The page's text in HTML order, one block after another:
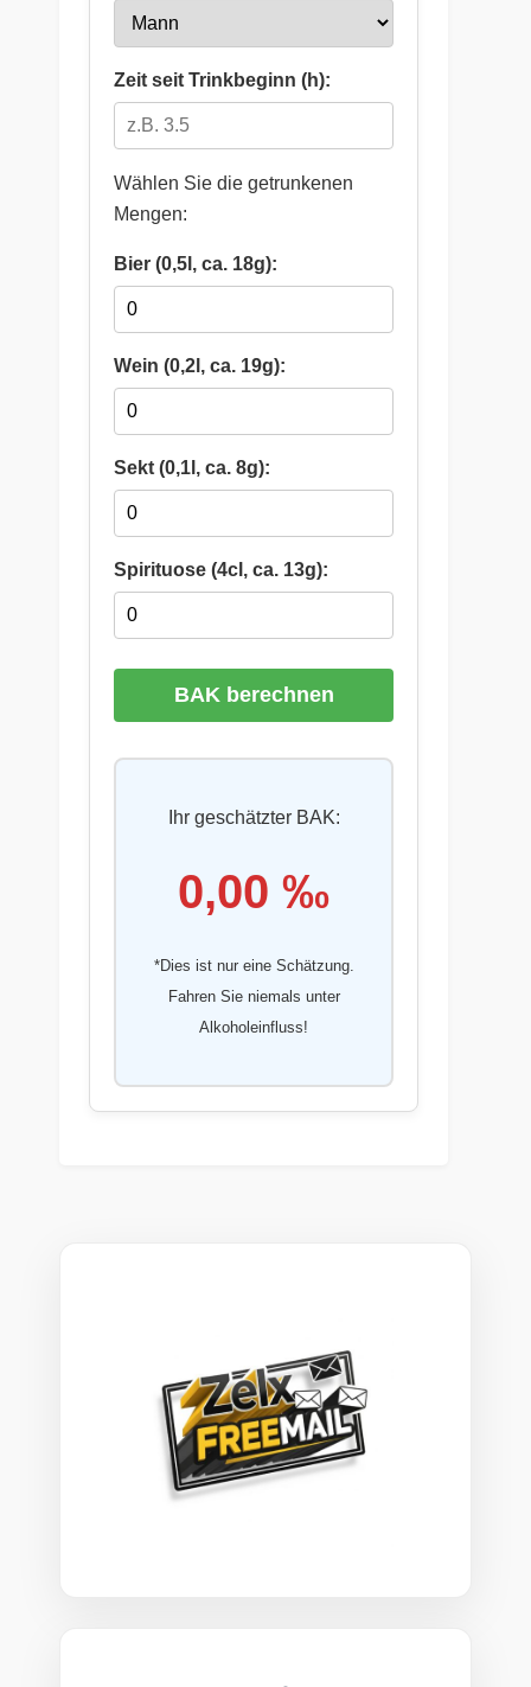
Zeit seit Trinkbeginn (h):
Wählen Sie die getrunkenen
Mengen:
Bier (0,5l, ca. 18g):
Wein (0,2l, ca. 19g):
Sekt (0,1l, ca. 8g):
Spirituose (4cl, ca. 13g):
BAK berechnen
Ihr geschätzter BAK:
0,00 ‰
*Dies ist nur eine Schätzung.
Fahren Sie niemals unter
Alkoholeinfluss!